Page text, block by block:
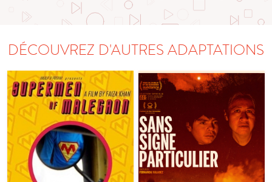
DÉCOUVREZ D'AUTRES ADAPTATIONS